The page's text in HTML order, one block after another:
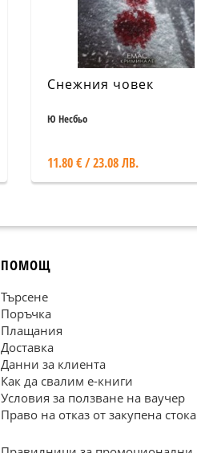
Снежния човек
Ю Несбьо
11.80 € / 23.08 ЛВ.
ПОМОЩ
Търсене
Поръчка
Плащания
Доставка
Данни за клиента
Как да свалим е-книги
Условия за ползване на ваучер
Право на отказ от закупена стока